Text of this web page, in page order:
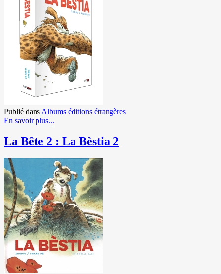
Publié dans Albums éditions étrangères
En savoir plus...
La Bête 2 : La Bèstia 2